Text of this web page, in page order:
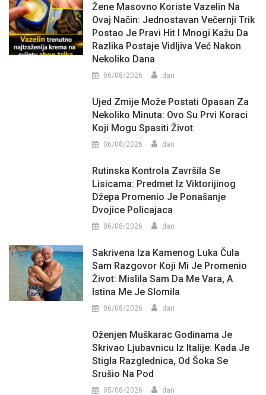
Žene Masovno Koriste Vazelin Na
Ovaj Način: Jednostavan Večernji Trik
Postao Je Pravi Hit I Mnogi Kažu Da
Razlika Postaje Vidljiva Već Nakon
Nekoliko Dana
06/08/2026 dan
Ujed Zmije Može Postati Opasan Za
Nekoliko Minuta: Ovo Su Prvi Koraci
Koji Mogu Spasiti Život
06/08/2026 dan
Rutinska Kontrola Završila Se
Lisicama: Predmet Iz Viktorijinog
Džepa Promenio Je Ponašanje
Dvojice Policajaca
06/08/2026 dan
Sakrivena Iza Kamenog Luka Čula
Sam Razgovor Koji Mi Je Promenio
Život: Mislila Sam Da Me Vara, A
Istina Me Je Slomila
06/08/2026 dan
Oženjen Muškarac Godinama Je
Skrivao Ljubavnicu Iz Italije: Kada Je
Stigla Razglednica, Od Šoka Se
Srušio Na Pod
05/08/2026 dan